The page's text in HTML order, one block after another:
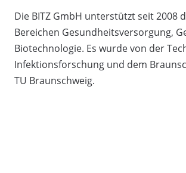
Die BITZ GmbH unterstützt seit 2008
Bereichen Gesundheitsversorgung,
Biotechnologie. Es wurde von der
Infektionsforschung und dem
TU Braunschweig.